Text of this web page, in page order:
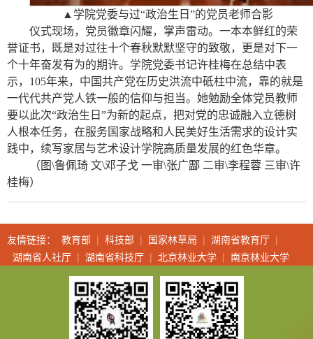
▲学院党委与过“政治生日”的党员老师合影
仪式现场，党员徽章闪耀，掌声雷动。一本本鲜红的荣
誉证书，既是对过往十个春秋默默坚守的致敬，更是对下一
个十年奋发有为的期许。学院党委书记许桂梅在总结中表
示，105年来，中国共产党在历史洪流中砥柱中流，靠的就是
一代代共产党人铁一般的信仰与担当。她勉励全体党员教师
要以此次“政治生日”为新的起点，把对党的忠诚融入立德树
人根本任务，在服务国家战略和人民美好生活需求的设计实
践中，续写家居与艺术设计学院高质量发展的红色华章。
（图\鲁佩琦 文\邓子戈 一审\张广酃 二审\李程蓉 三审\许
桂梅）
友情链接： 教育部 | 科技部 | 国家林草局 | 湖南省教育厅 |
湖南省人社厅 | 湖南省科技厅 | 北京林业大学 | 南京林业大学